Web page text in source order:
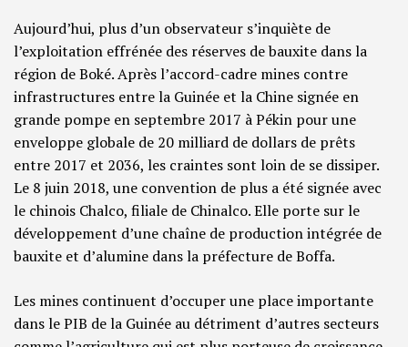
Aujourd’hui, plus d’un observateur s’inquiète de
l’exploitation effrénée des réserves de bauxite dans la
région de Boké. Après l’accord-cadre mines contre
infrastructures entre la Guinée et la Chine signée en
grande pompe en septembre 2017 à Pékin pour une
enveloppe globale de 20 milliard de dollars de prêts
entre 2017 et 2036, les craintes sont loin de se dissiper.
Le 8 juin 2018, une convention de plus a été signée avec
le chinois Chalco, filiale de Chinalco. Elle porte sur le
développement d’une chaîne de production intégrée de
bauxite et d’alumine dans la préfecture de Boffa.
Les mines continuent d’occuper une place importante
dans le PIB de la Guinée au détriment d’autres secteurs